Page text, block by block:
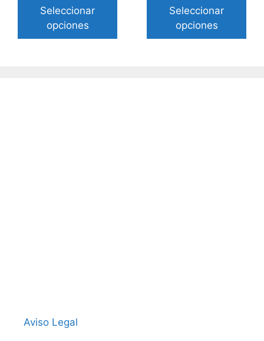
Seleccionar
opciones
Seleccionar
opciones
Aviso Legal